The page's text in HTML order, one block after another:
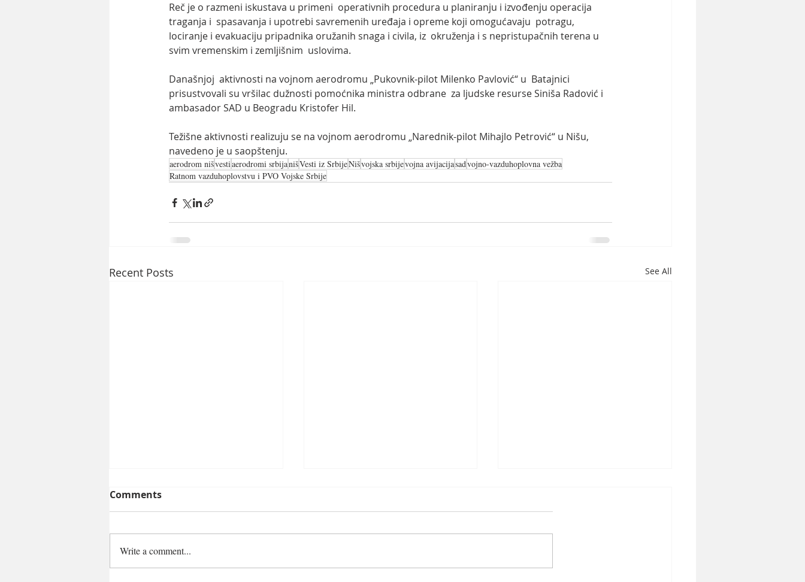
Reč je o razmeni iskustava u primeni  operativnih procedura u planiranju i izvođenju operacija
traganja i  spasavanja i upotrebi savremenih uređaja i opreme koji omogućavaju  potragu,
lociranje i evakuaciju pripadnika oružanih snaga i civila, iz  okruženja i s nepristupačnih terena u
svim vremenskim i zemljišnim  uslovima.
Današnjoj  aktivnosti na vojnom aerodromu „Pukovnik-pilot Milenko Pavlović“ u  Batajnici
prisustvovali su vršilac dužnosti pomoćnika ministra odbrane  za ljudske resurse Siniša Radović i
ambasador SAD u Beogradu Kristofer Hil.
Težišne aktivnosti realizuju se na vojnom aerodromu „Narednik-pilot Mihajlo Petrović“ u Nišu,
navedeno je u saopštenju.
aerodrom nišvestiaerodromi srbijanišVesti iz SrbijeNišvojska srbijevojna avijacijasadvojno-vazduhoplovna vežba
Ratnom vazduhoplovstvu i PVO Vojske Srbije
Recent Posts See All
Comments
Write a comment...